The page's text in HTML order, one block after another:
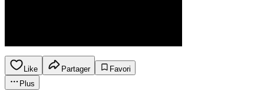
Like Partager
Favori
Plus